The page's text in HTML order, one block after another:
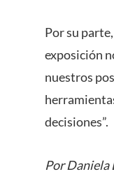
Por su
exposición
nuestros
decisiones”.
Por Daniela